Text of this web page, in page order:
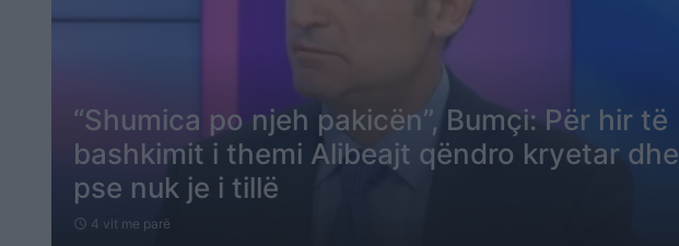
“Shumica po njeh pakicën”, Bumçi: Për hir të
bashkimit i themi Alibeajt qëndro kryetar dhe
pse nuk je i tillë
schedule 4 vit me parë